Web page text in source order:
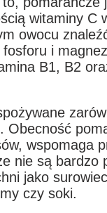
witaminy C
owocu
i
B1, B2
Obecność
wspomaga
nie są bardzo
jako
czy soki.